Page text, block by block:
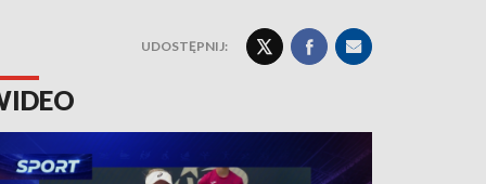
UDOSTĘPNIJ: